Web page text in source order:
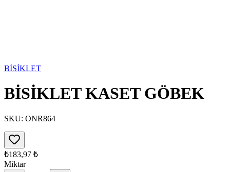
BİSİKLET
BİSİKLET KASET GÖBEK
SKU: ONR864
₺183,97 ₺
Miktar